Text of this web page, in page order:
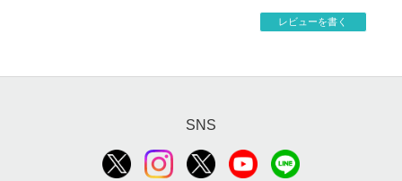
レビューを書く
SNS